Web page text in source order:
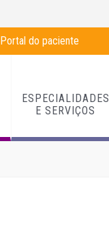
Portal do paciente
ESPECIALIDADES
E SERVIÇOS